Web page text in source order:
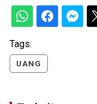
Tags:
UANG